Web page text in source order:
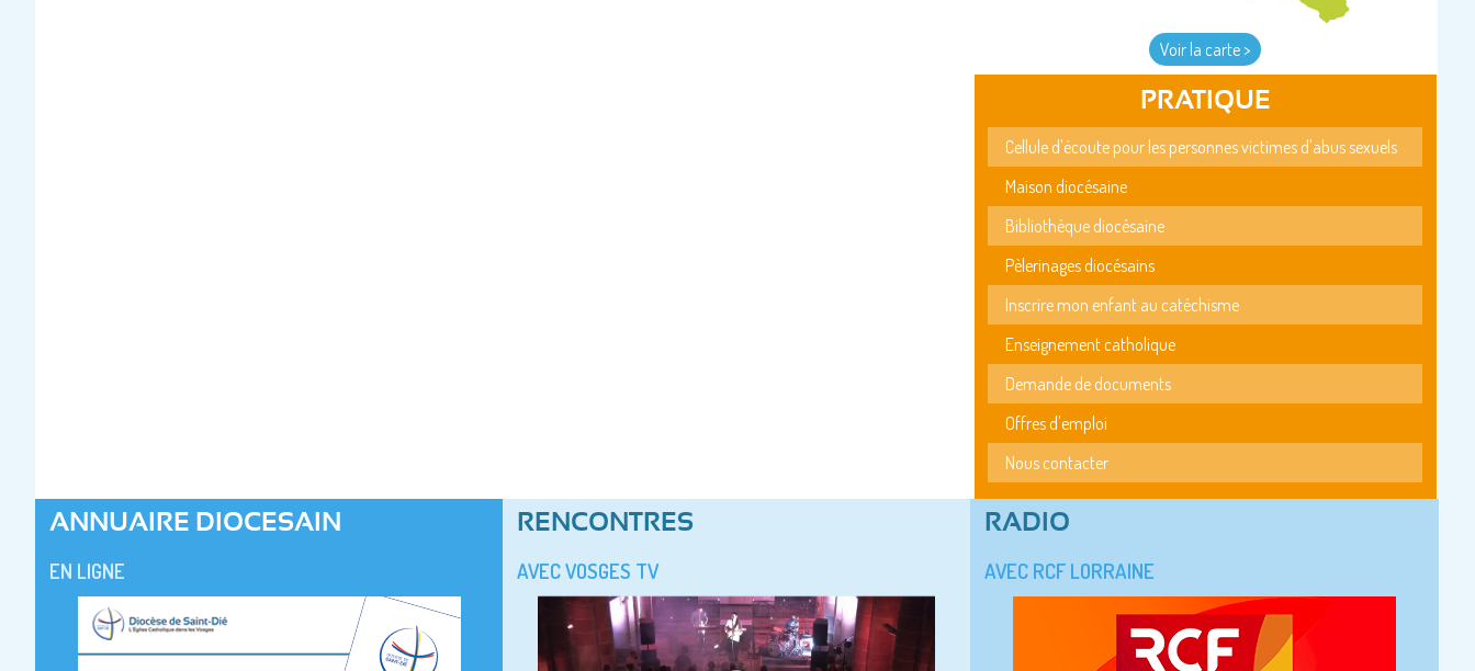
Voir la carte >
PRATIQUE
Cellule d'écoute pour les personnes victimes d'abus sexuels
Maison diocésaine
Bibliothèque diocésaine
Pèlerinages diocésains
Inscrire mon enfant au catéchisme
Enseignement catholique
Demande de documents
Offres d'emploi
Nous contacter
ANNUAIRE DIOCESAIN
EN LIGNE
RENCONTRES
AVEC VOSGES TV
RADIO
AVEC RCF LORRAINE